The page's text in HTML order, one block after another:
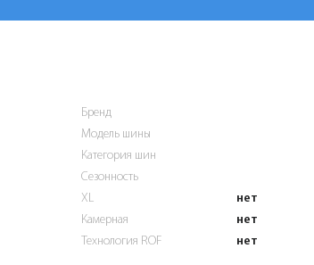
Бренд
Модель шины
Категория шин
Сезонность
XL
нет
Камерная
нет
Технология ROF
нет